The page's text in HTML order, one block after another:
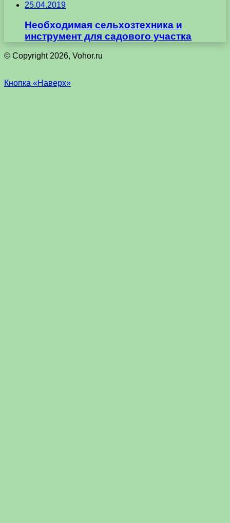
25.04.2019
Необходимая сельхозтехника и
инструмент для садового участка
© Copyright 2026, Vohor.ru
Кнопка «Наверх»